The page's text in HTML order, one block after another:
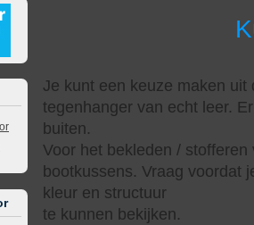
Je kunt een keuze maken
tegenhanger van echt leer.
buiten.
Voor het bekleden /
bootkussens. Vraag voordat
kleur en structuur
te kunnen bekijken.